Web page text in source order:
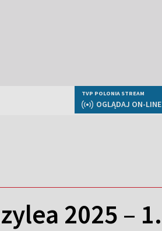
TVP POLONIA STREAM
OGLĄDAJ ON-LINE
2025 – 1.